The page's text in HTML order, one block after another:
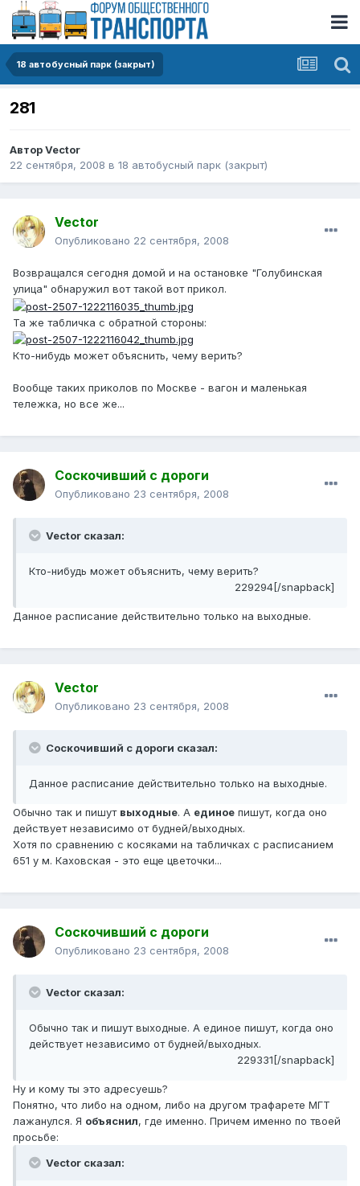
18 автобусный парк (закрыт)
281
АвторVector
22 сентября, 2008 в 18 автобусный парк (закрыт)
Vector
Опубликовано 22 сентября, 2008
Возвращался сегодня домой и на остановке "Голубинская
улица" обнаружил вот такой вот прикол.
Та же табличка с обратной стороны:
Кто-нибудь может объяснить, чему верить?
Вообще таких приколов по Москве - вагон и маленькая
тележка, но все же...
Соскочивший с дороги
Опубликовано 23 сентября, 2008
Vector сказал:
Кто-нибудь может объяснить, чему верить?
229294[/snapback]
Данное расписание действительно только на выходные.
Vector
Опубликовано 23 сентября, 2008
Соскочивший с дороги сказал:
Данное расписание действительно только на выходные.
Обычно так и пишут выходные. А единое пишут, когда оно
действует независимо от будней/выходных.
Хотя по сравнению с косяками на табличках с расписанием
651 у м. Каховская - это еще цветочки...
Соскочивший с дороги
Опубликовано 23 сентября, 2008
Vector сказал:
Обычно так и пишут выходные. А единое пишут, когда оно
действует независимо от будней/выходных.
229331[/snapback]
Ну и кому ты это адресуешь?
Понятно, что либо на одном, либо на другом трафарете МГТ
лажанулся. Я объяснил, где именно. Причем именно по твоей
просьбе:
Vector сказал: